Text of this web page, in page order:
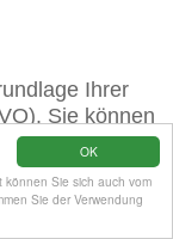
OK
können Sie sich auch vom
Sie der Verwendung
Ihrer
Sie können
Die
Widerruf